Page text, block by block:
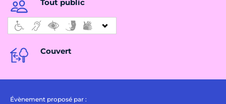
Tout public
Couvert
Évènement proposé par :